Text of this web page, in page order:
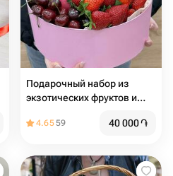
Подарочный набор из
экзотических фруктов и
4.6559 40 000֏